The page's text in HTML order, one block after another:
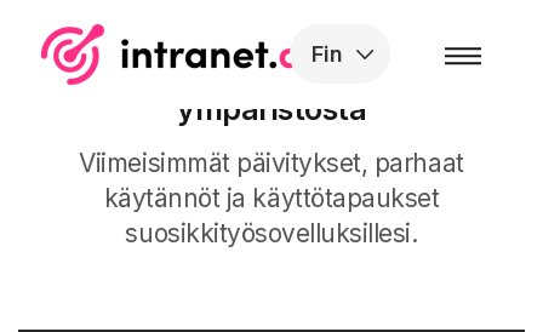
Fin
Artikkeleita Microsoft 365 -
ympäristöstä
Viimeisimmät päivitykset, parhaat
käytännöt ja käyttötapaukset
suosikkityösovelluksillesi.